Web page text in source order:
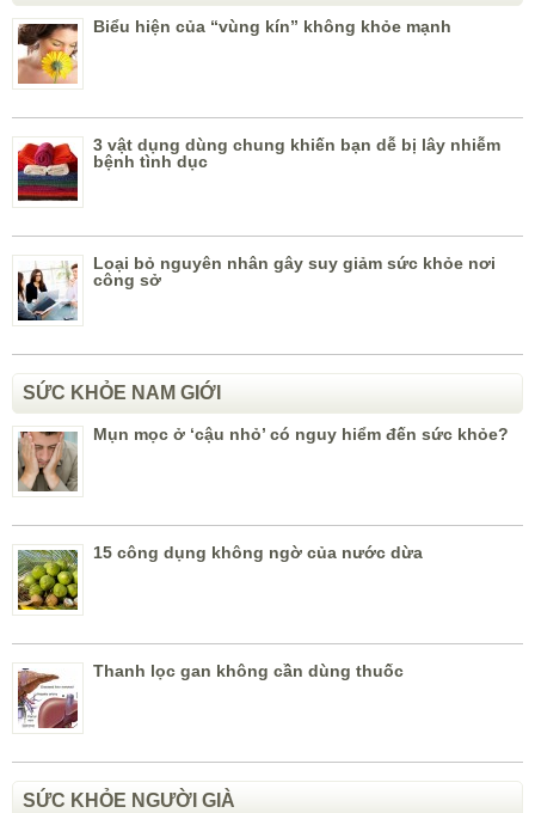
Biểu hiện của “vùng kín” không khỏe mạnh
3 vật dụng dùng chung khiến bạn dễ bị lây nhiễm
bệnh tình dục
Loại bỏ nguyên nhân gây suy giảm sức khỏe nơi
công sở
SỨC KHỎE NAM GIỚI
Mụn mọc ở ‘cậu nhỏ’ có nguy hiểm đến sức khỏe?
15 công dụng không ngờ của nước dừa
Thanh lọc gan không cần dùng thuốc
SỨC KHỎE NGƯỜI GIÀ